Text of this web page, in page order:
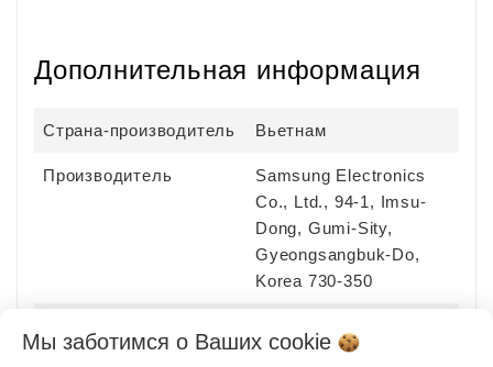
Дополнительная информация
Страна-производитель Вьетнам
Производитель
Samsung Electronics
Co., Ltd., 94-1, Imsu-
Dong, Gumi-Sity,
Gyeongsangbuk-Do,
Korea 730-350
г.Минск, ул.В.Хоружей,
Мы заботимся о Ваших cookie